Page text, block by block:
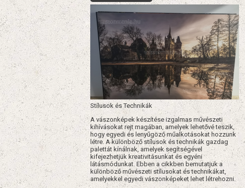
Stílusok és Technikák
A vászonképek készítése izgalmas művészeti
kihívásokat rejt magában, amelyek lehetővé teszik,
hogy egyedi és lenyűgöző műalkotásokat hozzunk
létre. A különböző stílusok és technikák gazdag
palettát kínálnak, amelyek segítségével
kifejezhetjük kreativitásunkat és egyéni
látásmódunkat. Ebben a cikkben bemutatjuk a
különböző művészeti stílusokat és technikákat,
amelyekkel egyedi vászonképeket lehet létrehozni.